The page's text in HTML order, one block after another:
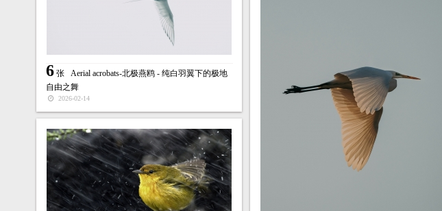
6张
Aerial acrobats-北极燕鸥 - 纯白羽翼下的极地
自由之舞
2026-02-14